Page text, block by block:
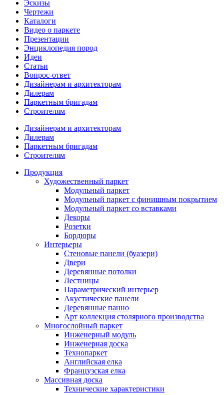
Эскизы
Чертежи
Каталоги
Видео о паркете
Презентации
Энциклопедия пород
Идеи
Статьи
Вопрос-ответ
Дизайнерам и архитекторам
Дилерам
Паркетным бригадам
Строителям
Дизайнерам и архитекторам
Дилерам
Паркетным бригадам
Строителям
Продукция
Художественный паркет
Модульный паркет
Модульный паркет с финишным покрытием
Модульный паркет со вставками
Декоры
Розетки
Бордюры
Интерьеры
Стеновые панели (буазери)
Двери
Деревянные потолки
Лестницы
Параметрический интерьер
Акустические панели
Деревянные панно
Арт коллекция столярного производства
Многослойный паркет
Инженерный модуль
Инженерная доска
Технопаркет
Английская елка
Французская елка
Массивная доска
Технические характеристики